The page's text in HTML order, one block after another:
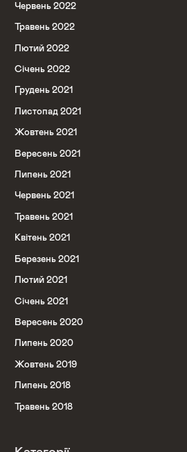
Червень 2022
Травень 2022
Лютий 2022
Січень 2022
Грудень 2021
Листопад 2021
Жовтень 2021
Вересень 2021
Липень 2021
Червень 2021
Травень 2021
Квітень 2021
Березень 2021
Лютий 2021
Січень 2021
Вересень 2020
Липень 2020
Жовтень 2019
Липень 2018
Травень 2018